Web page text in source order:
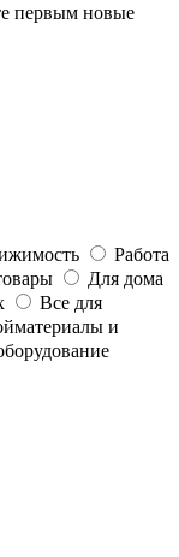
первым новые
Работа
Для дома
Все для
и